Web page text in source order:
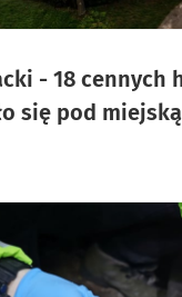
- 18 cennych
się pod
zdjęć